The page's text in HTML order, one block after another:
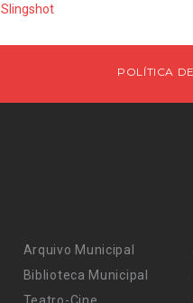
Slingshot
POLÍTICA
Arquivo Municipal
Biblioteca Municipal
Teatro-Cine